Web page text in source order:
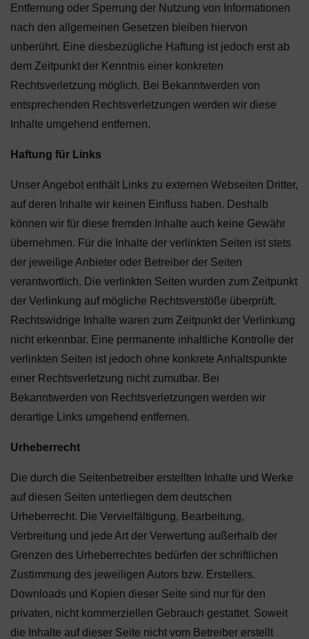
Entfernung oder Sperrung der Nutzung von Informationen
nach den allgemeinen Gesetzen bleiben hiervon
unberührt. Eine diesbezügliche Haftung ist jedoch erst ab
dem Zeitpunkt der Kenntnis einer konkreten
Rechtsverletzung möglich. Bei Bekanntwerden von
entsprechenden Rechtsverletzungen werden wir diese
Inhalte umgehend entfernen.
Haftung für Links
Unser Angebot enthält Links zu externen Webseiten Dritter,
auf deren Inhalte wir keinen Einfluss haben. Deshalb
können wir für diese fremden Inhalte auch keine Gewähr
übernehmen. Für die Inhalte der verlinkten Seiten ist stets
der jeweilige Anbieter oder Betreiber der Seiten
verantwortlich. Die verlinkten Seiten wurden zum Zeitpunkt
der Verlinkung auf mögliche Rechtsverstöße überprüft.
Rechtswidrige Inhalte waren zum Zeitpunkt der Verlinkung
nicht erkennbar. Eine permanente inhaltliche Kontrolle der
verlinkten Seiten ist jedoch ohne konkrete Anhaltspunkte
einer Rechtsverletzung nicht zumutbar. Bei
Bekanntwerden von Rechtsverletzungen werden wir
derartige Links umgehend entfernen.
Urheberrecht
Die durch die Seitenbetreiber erstellten Inhalte und Werke
auf diesen Seiten unterliegen dem deutschen
Urheberrecht. Die Vervielfältigung, Bearbeitung,
Verbreitung und jede Art der Verwertung außerhalb der
Grenzen des Urheberrechtes bedürfen der schriftlichen
Zustimmung des jeweiligen Autors bzw. Erstellers.
Downloads und Kopien dieser Seite sind nur für den
privaten, nicht kommerziellen Gebrauch gestattet. Soweit
die Inhalte auf dieser Seite nicht vom Betreiber erstellt